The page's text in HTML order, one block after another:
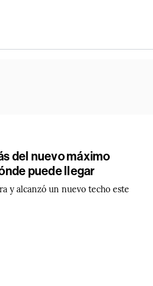
del nuevo máximo
puede llegar
y alcanzó un nuevo techo este